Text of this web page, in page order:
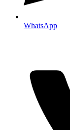
WhatsApp